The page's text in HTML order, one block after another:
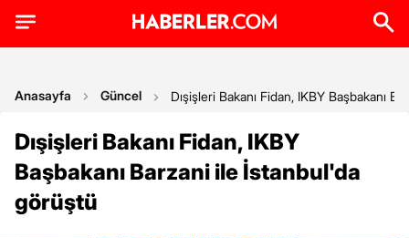
Anasayfa Güncel Dışişleri Bakanı Fidan, IKBY Başbakanı
Dışişleri Bakanı Fidan, IKBY
Başbakanı Barzani ile İstanbul'da
görüştü